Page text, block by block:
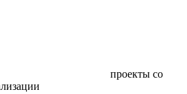
проекты со